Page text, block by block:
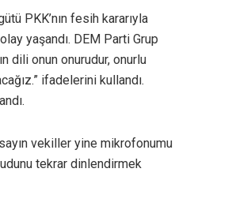
PKK’nın fesih kararıyla
yaşandı. DEM Parti Grup
dili onun onurudur, onurlu
ifadelerini kullandı.
vekiller yine mikrofonumu
tekrar dinlendirmek